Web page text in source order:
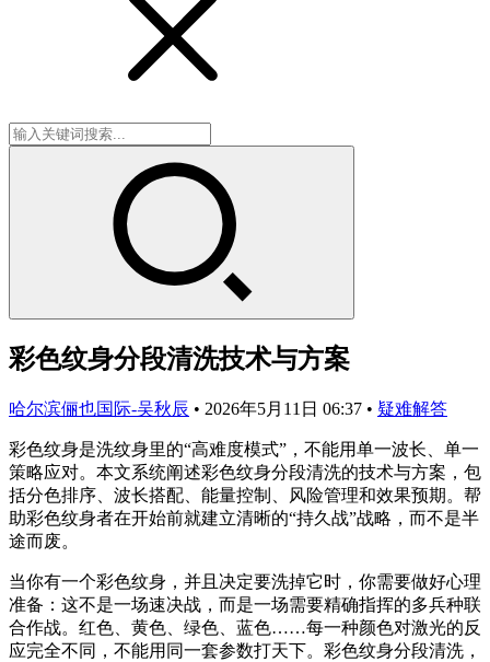
彩色纹身分段清洗技术与方案
哈尔滨俪也国际-吴秋辰 • 2026年5月11日 06:37 • 疑难解答
彩色纹身是洗纹身里的“高难度模式”，不能用单一波长、单一
策略应对。本文系统阐述彩色纹身分段清洗的技术与方案，包
括分色排序、波长搭配、能量控制、风险管理和效果预期。帮
助彩色纹身者在开始前就建立清晰的“持久战”战略，而不是半
途而废。
当你有一个彩色纹身，并且决定要洗掉它时，你需要做好心理
准备：这不是一场速决战，而是一场需要精确指挥的多兵种联
合作战。红色、黄色、绿色、蓝色……每一种颜色对激光的反
应完全不同，不能用同一套参数打天下。彩色纹身分段清洗，